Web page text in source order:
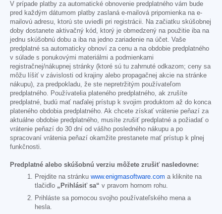
V prípade platby za automatické obnovenie predplatného vám bude
pred každým dátumom platby zaslaná e-mailová pripomienka na e-
mailovú adresu, ktorú ste uviedli pri registrácii. Na začiatku skúšobnej
doby dostanete aktivačný kód, ktorý je obmedzený na použitie iba na
jednu skúšobnú dobu a iba na jedno zariadenie na účet. Vaše
predplatné sa automaticky obnoví za cenu a na obdobie predplatného
v súlade s ponukovými materiálmi a podmienkami
registračnej/nákupnej stránky (ktoré sú tu zahrnuté odkazom; ceny sa
môžu líšiť v závislosti od krajiny alebo propagačnej akcie na stránke
nákupu), za predpokladu, že ste nepretržitým používateľom
predplatného. Používatelia plateného predplatného, ak zrušíte
predplatné, budú mať naďalej prístup k svojim produktom až do konca
plateného obdobia predplatného. Ak chcete získať vrátenie peňazí za
aktuálne obdobie predplatného, musíte zrušiť predplatné a požiadať o
vrátenie peňazí do 30 dní od vášho posledného nákupu a po
spracovaní vrátenia peňazí okamžite prestanete mať prístup k plnej
funkčnosti.
Predplatné alebo skúšobnú verziu môžete zrušiť nasledovne:
Prejdite na stránku www.enigmasoftware.com a kliknite na
tlačidlo „Prihlásiť sa“ v pravom hornom rohu.
Prihláste sa pomocou svojho používateľského mena a
hesla.